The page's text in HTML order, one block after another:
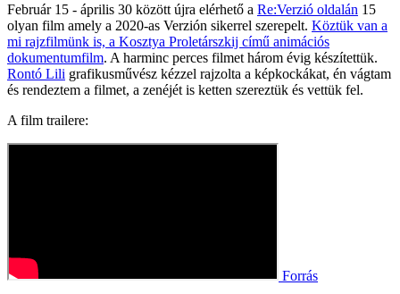
Február 15 - április 30 között újra elérhető a Re:Verzió oldalán 15
olyan film amely a 2020-as Verzión sikerrel szerepelt. Köztük van a
mi rajzfilmünk is, a Kosztya Proletárszkij című animációs
dokumentumfilm. A harminc perces filmet három évig készítettük.
Rontó Lili grafikusművész kézzel rajzolta a képkockákat, én vágtam
és rendeztem a filmet, a zenéjét is ketten szereztük és vettük fel.
A film trailere:
Forrás